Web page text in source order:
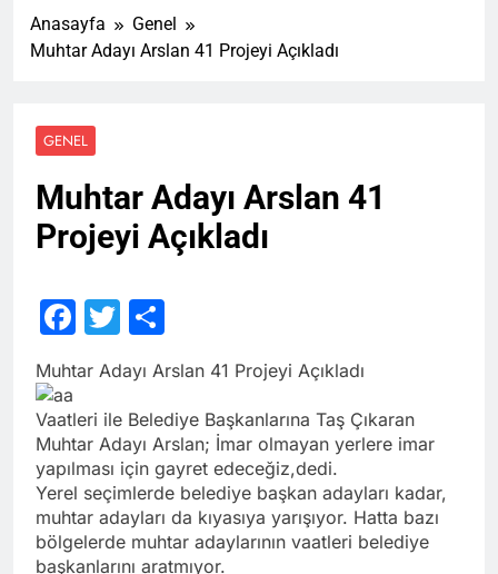
Anasayfa
Genel
Muhtar Adayı Arslan 41 Projeyi Açıkladı
GENEL
Muhtar Adayı Arslan 41
Projeyi Açıkladı
Facebook
Twitter
Muhtar Adayı Arslan 41 Projeyi Açıkladı
Vaatleri ile Belediye Başkanlarına Taş Çıkaran
Muhtar Adayı Arslan; İmar olmayan yerlere imar
yapılması için gayret edeceğiz,dedi.
Yerel seçimlerde belediye başkan adayları kadar,
muhtar adayları da kıyasıya yarışıyor. Hatta bazı
bölgelerde muhtar adaylarının vaatleri belediye
başkanlarını aratmıyor.